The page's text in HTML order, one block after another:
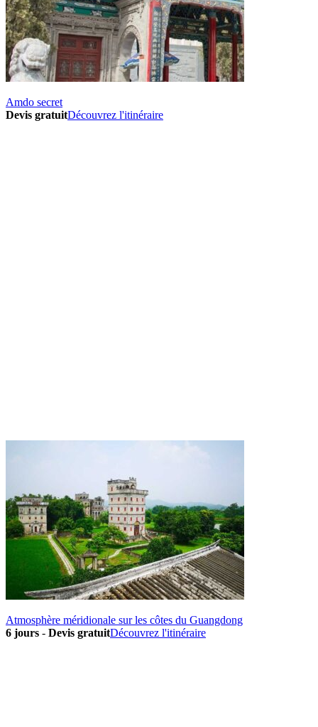
Demande d’info
09 83 07 44 60
Amdo secret
Devis gratuitDécouvrez l'itinéraire
Atmosphère méridionale sur les côtes du Guangdong
6 jours - Devis gratuitDécouvrez l'itinéraire